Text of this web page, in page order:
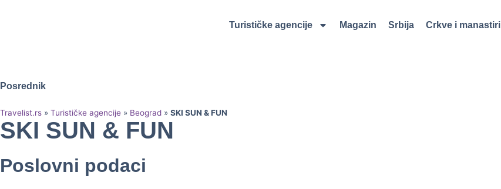
Turističke agencije Magazin Srbija Crkve i manastiri
Posrednik
Travelist.rs » Turističke agencije » Beograd » SKI SUN & FUN
SKI SUN & FUN
Poslovni podaci